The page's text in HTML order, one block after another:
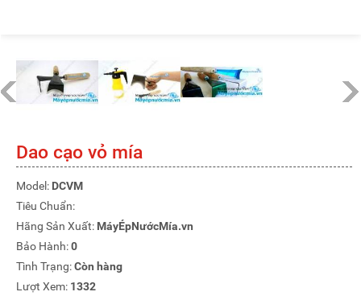
Dao cạo vỏ mía
Model: DCVM
Tiêu Chuẩn:
Hãng Sản Xuất: MáyÉpNướcMía.vn
Bảo Hành:0
Tình Trạng:Còn hàng
Lượt Xem: 1332